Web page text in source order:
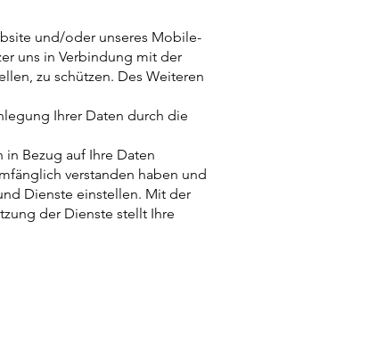
und/oder unseres Mobile-
uns in Verbindung mit der
zu schützen. Des Weiteren
Ihrer Daten durch die
Bezug auf Ihre Daten
verstanden haben und
Dienste einstellen. Mit der
der Dienste stellt Ihre